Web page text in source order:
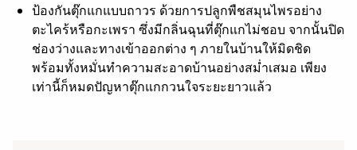
ป้องกันตุ๊กแกแบบถาวร ด้วยการปลูกพืชสมุนไพรอย่าง
ตะไคร้หรือกะเพรา ซึ่งมีกลิ่นฉุนที่ตุ๊กแกไม่ชอบ จากนั้นปิด
ช่องว่างและทางเข้าออกต่าง ๆ ภายในบ้านให้มิดชิด
พร้อมทั้งหมั่นทำความสะอาดบ้านอย่างสม่ำเสมอ เพียง
เท่านี้ก็หมดปัญหาตุ๊กแกกวนใจระยะยาวแล้ว